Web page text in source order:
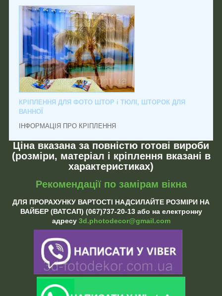
КРІПЛЕННЯ ДЛЯ ФОТО ШТОР і ТЮЛІ, ШТОРОК ДЛЯ
ВАННОЇ
ІНФОРМАЦІЯ ПРО КРІПЛЕННЯ
Ціна вказана за повністю готові вироби
(розміри, матеріал і кріплення вказані в
характеристиках)
Рекомендації по замірам вікна
ДЛЯ ПРОРАХУНКУ ВАРТОСТІ НАДСИЛАЙТЕ РОЗМІРИ НА
ВАЙБЕР (ВАТСАП) (067)737-20-13 або на електронну
адресу 3d.photodecor@gmail.com